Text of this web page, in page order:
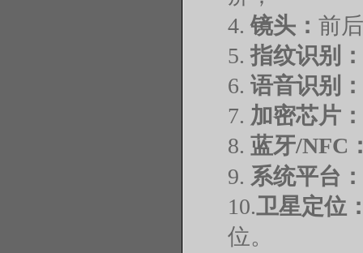
4. 镜头： 前后
5. 指纹识别：
6. 语音识别：
7. 加密芯片：
8. 蓝牙/NFC
9. 系统平台：
10.卫星定位
位。